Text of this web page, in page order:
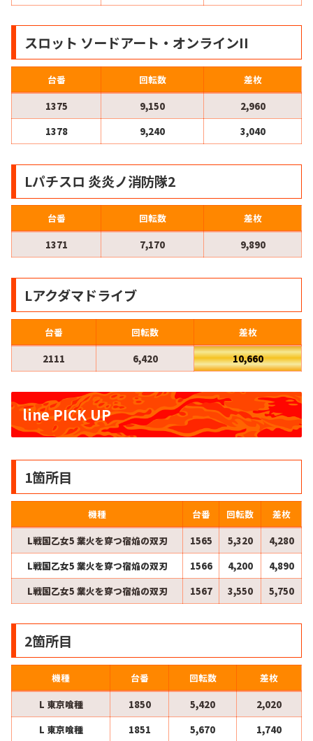
スロット ソードアート・オンラインII
台番 回転数
差枚
1375
9,150
2,960
1378
9,240 3,040
Lパチスロ 炎炎ノ消防隊2
台番 回転数
差枚
1371
7,170 9,890
Lアクダマドライブ
台番 回転数
差枚
2111
6,420 10,660
line PICK UP
1箇所目
機種 台番 回転数
差枚
L戦国乙女5 業火を穿つ宿焔の双刃
1565 5,320
4,280
L戦国乙女5 業火を穿つ宿焔の双刃
1566 4,200
4,890
L戦国乙女5 業火を穿つ宿焔の双刃
1567 3,550 5,750
2箇所目
機種 台番 回転数
差枚
L 東京喰種
1850 5,420
2,020
L 東京喰種
1851 5,670 1,740